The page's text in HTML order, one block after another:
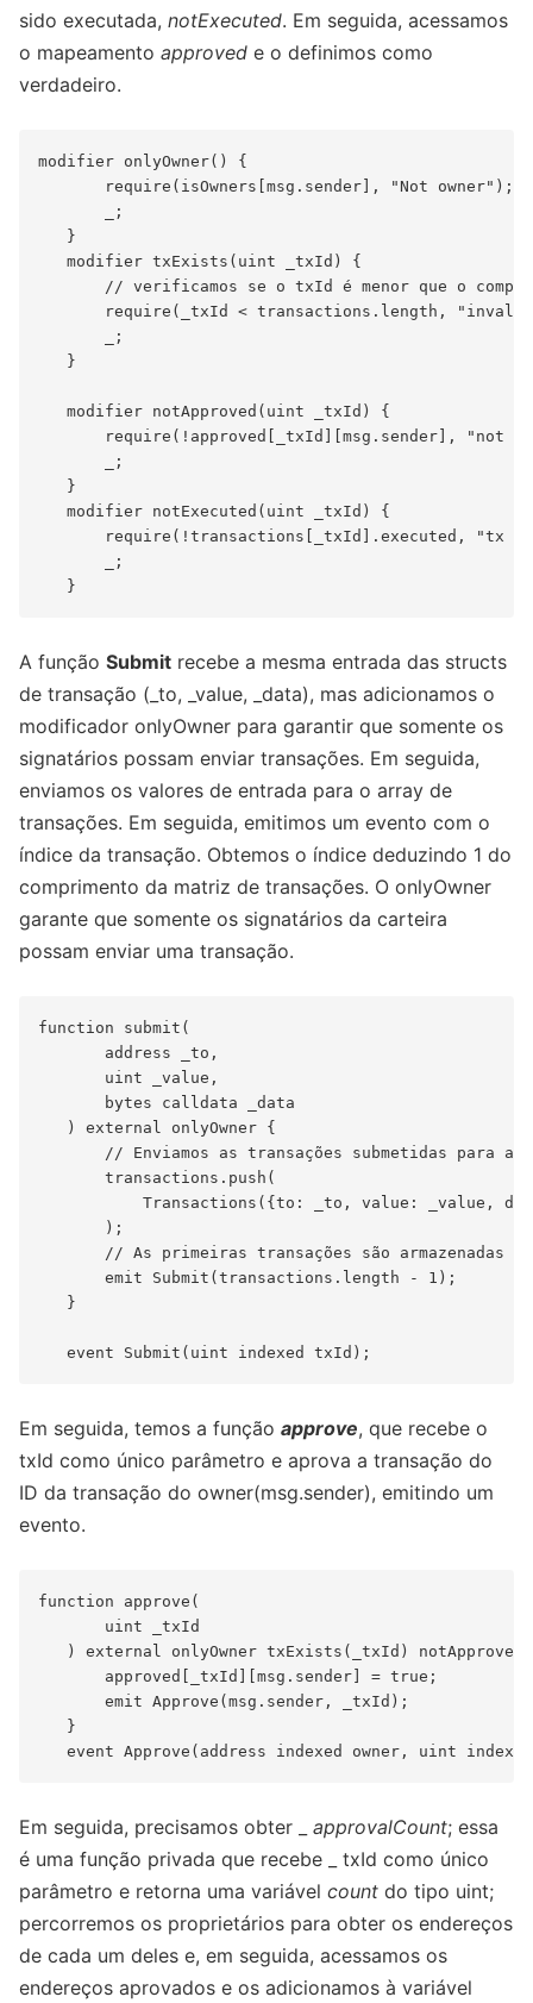
sido executada, notExecuted. Em seguida, acessamos
o mapeamento approved e o definimos como
verdadeiro.
modifier onlyOwner() {
       require(isOwners[msg.sender], "Not owner");
       _;
   }
   modifier txExists(uint _txId) {
// verificamos se o txId é menor que o
require(_txId < transactions.length,
       _;
   }
   modifier notApproved(uint _txId) {
require(!approved[_txId][msg.sender], "not
       _;
   }
   modifier notExecuted(uint _txId) {
require(!transactions[_txId].executed, "tx
       _;
A função Submit recebe a mesma entrada das structs
de transação (_to, _value, _data), mas adicionamos o
modificador onlyOwner para garantir que somente os
signatários possam enviar transações. Em seguida,
enviamos os valores de entrada para o array de
transações. Em seguida, emitimos um evento com o
índice da transação. Obtemos o índice deduzindo 1 do
comprimento da matriz de transações. O onlyOwner
garante que somente os signatários da carteira
possam enviar uma transação.
function submit(
       address _to,
       uint _value,
       bytes calldata _data
   ) external onlyOwner {
// Enviamos as transações submetidas para a
       transactions.push(
Transactions({to: _to, value: _value,
       );
// As primeiras transações são armazenadas
       emit Submit(transactions.length - 1);
   }
Em seguida, temos a função approve, que recebe o
txId como único parâmetro e aprova a transação do
ID da transação do owner(msg.sender), emitindo um
evento.
function approve(
       uint _txId
) external onlyOwner txExists(_txId)
       approved[_txId][msg.sender] = true;
       emit Approve(msg.sender, _txId);
   }
Em seguida, precisamos obter _ approvalCount; essa
é uma função privada que recebe _ txId como único
parâmetro e retorna uma variável count do tipo uint;
percorremos os proprietários para obter os endereços
de cada um deles e, em seguida, acessamos os
endereços aprovados e os adicionamos à variável